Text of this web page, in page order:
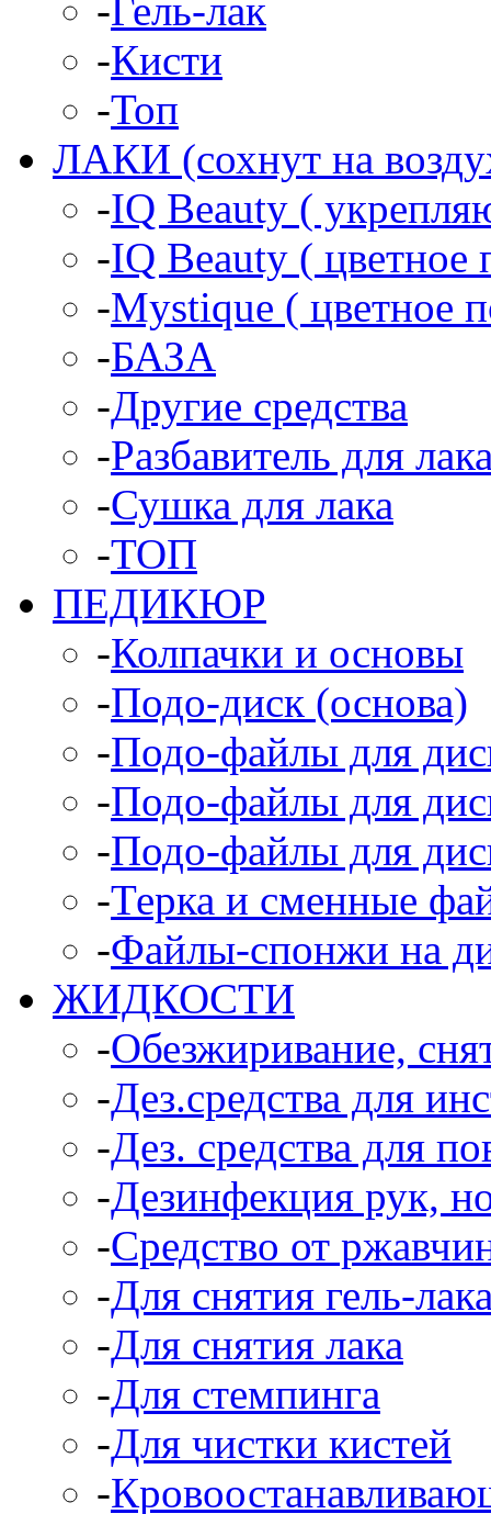
-Гель-лак
-Кисти
-Топ
ЛАКИ (сохнут на
-IQ Beauty (
-IQ Beauty ( цветное
-Mystique ( цветное
-БАЗА
-Другие средства
-Разбавитель для
-Сушка для лака
-ТОП
ПЕДИКЮР
-Колпачки и основы
-Подо-диск (основа)
-Подо-файлы для
-Подо-файлы для
-Подо-файлы для
-Терка и сменные
-Файлы-спонжи на
ЖИДКОСТИ
-Обезжиривание,
-Дез.средства для
-Дез. средства для
-Дезинфекция рук,
-Средство от
-Для снятия гель-
-Для снятия лака
-Для стемпинга
-Для чистки кистей
-